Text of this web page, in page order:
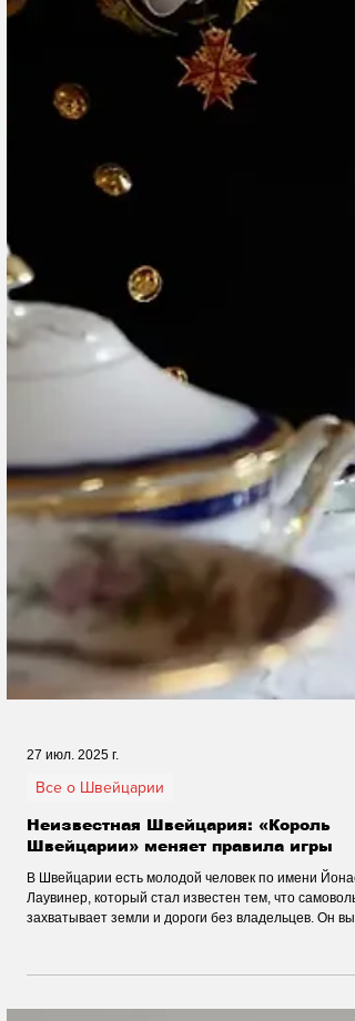
27 июл. 2025 г.
Все о Швейцарии
Неизвестная Швейцария: «Король